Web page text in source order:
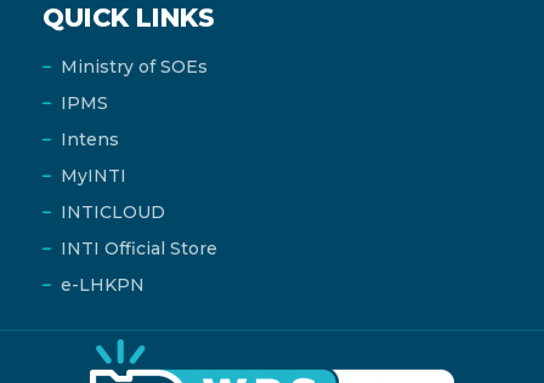
QUICK LINKS
Ministry of SOEs
IPMS
Intens
MyINTI
INTICLOUD
INTI Official Store
e-LHKPN